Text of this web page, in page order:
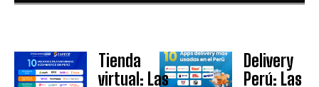
Tienda
virtual: Las
Delivery
Perú: Las